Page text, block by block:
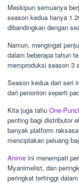
Meskipun semuanya
season kedua hanya
dibandingkan dengan
Namun, mengingat
dalam beberapa tahun
memproduksi season 3
Season kedua dari seri
dari penonton seperti
Kita juga tahu One-
penting bagi distributor
banyak platform
menciptakan peluang
Anime ini menempati
Myanimelist, dan
peringkat tertinggi